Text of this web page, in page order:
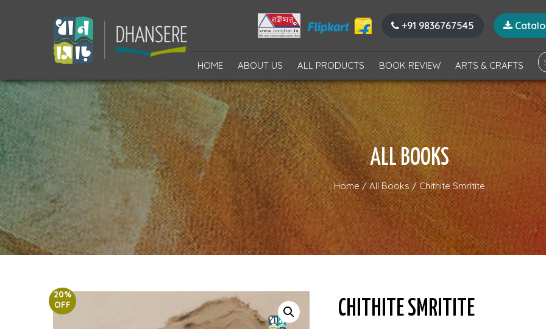
+91 9836767545
HOME ABOUT US ALL PRODUCTS BOOK REVIEW ARTS & CRAFTS
ALL BOOKS
Home/All Books / Chithite Smritite
20%
OFF
CHITHITE SMRITITE